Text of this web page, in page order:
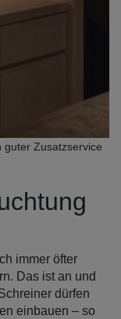
guter Zusatzservice
immer öfter
Das ist an und
dürfen
einbauen – so